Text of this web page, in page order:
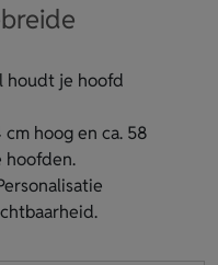
houdt je hoofd
cm hoog en ca. 58
hoofden.